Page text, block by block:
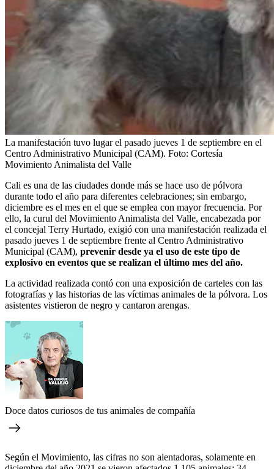
La manifestación tuvo lugar el pasado jueves 1 de septiembre en el
Centro Administrativo Municipal (CAM). Foto: Cortesía
Movimiento Animalista del Valle
Cali es una de las ciudades donde más se hace uso de pólvora
durante todo el año para diferentes celebraciones; sin embargo,
diciembre es el mes en el que se emplea con mayor frecuencia. Por
ello, la curul del Movimiento Animalista del Valle, encabezada por
el concejal Terry Hurtado, exigió con una manifestación realizada el
pasado jueves 1 de septiembre frente al Centro Administrativo
Municipal (CAM), prevenir desde ya el uso de este tipo de
explosivo en eventos que se realizan el último mes del año.
La actividad realizada contó con una exposición de carteles con las
fotografías y las historias de las víctimas animales de la pólvora. Los
asistentes vistieron de negro y cantaron arengas.
Doce datos curiosos de tus animales de compañía
Según el Movimiento, las cifras no son alentadoras, solamente en